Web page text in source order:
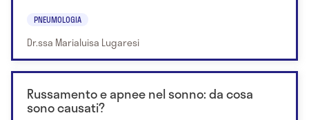
PNEUMOLOGIA
Dr.ssa Marialuisa Lugaresi
Russamento e apnee nel sonno: da cosa
sono causati?